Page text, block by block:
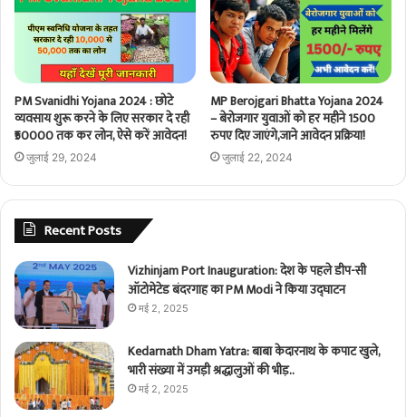
PM Svanidhi Yojana 2024 : छोटे
व्यवसाय शुरू करने के लिए सरकार दे रही
₹50000 तक कर लोन, ऐसे करें आवेदन!
जुलाई 29, 2024
MP Berojgari Bhatta Yojana 2024
– बेरोजगार युवाओं को हर महीने 1500
रुपए दिए जाएंगे,जाने आवेदन प्रक्रिया!
जुलाई 22, 2024
Recent Posts
Vizhinjam Port Inauguration: देश के पहले डीप-सी
ऑटोमेटेड बंदरगाह का PM Modi ने किया उद्घाटन
मई 2, 2025
Kedarnath Dham Yatra: बाबा केदारनाथ के कपाट खुले,
भारी संख्या में उमड़ी श्रद्धालुओं की भीड़..
मई 2, 2025